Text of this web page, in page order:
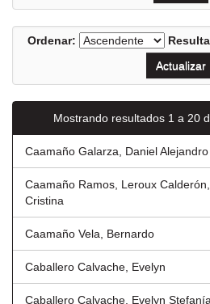
Ordenar:
Mostrando resultados 1 a 20
Caamaño Galarza, Daniel Alejandro
Caamaño Ramos, Leroux
Cristina
Caamaño Vela, Bernardo
Caballero Calvache, Evelyn
Caballero Calvache, Evelyn Stefanía